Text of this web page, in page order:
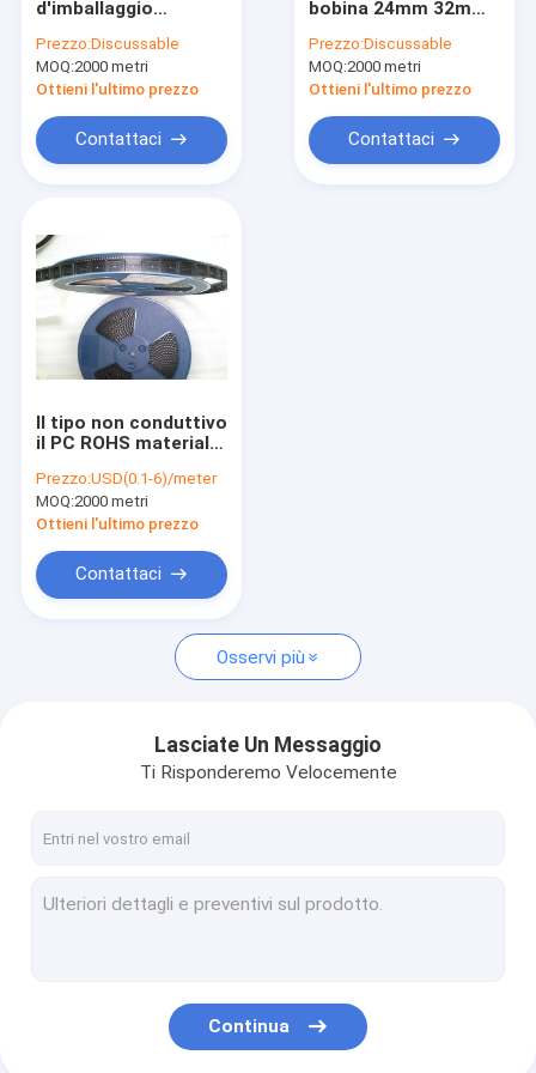
Metropolitana di ESD
Carrete di plastica
Vassoi di plastica di ESD
Anti accessori statici
nuovo
smt
tessuto di ESD
d'imballaggio
trasportatore ESD 8-
104mm Eco
amichevole
Prezzo:Discussable
MOQ:2000 metri
Ottieni l'ultimo prezzo
Contattaci
bobina 24mm 32mm
componenti
elettronici
Prezzo:Discussable
MOQ:2000 metri
Ottieni l'ultimo prezzo
Contattaci
Il tipo non conduttivo
il PC ROHS materiale
della bobina di nastro
di ESD ha approvato
Prezzo:USD(0.1-6)/meter
MOQ:2000 metri
Ottieni l'ultimo prezzo
Contattaci
Osservi più
Lasciate Un Messaggio
Ti Risponderemo Velocemente
Continua